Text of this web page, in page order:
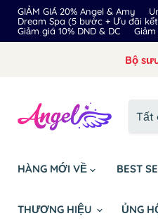
GIẢM GIÁ 20% Angel & Amy
Dream Spa (5 bước + Ưu đãi
Giảm giá 10% DND & DC
Bộ
Tất
HÀNG MỚI VỀ BEST
THƯƠNG HIỆU ỦNG